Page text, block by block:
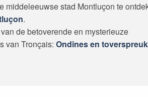
middeleeuwse stad Montluçon te
.
de betoverende en mysterieuze
van Tronçais: Ondines en